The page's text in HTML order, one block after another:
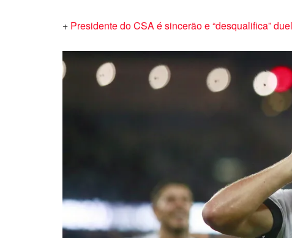
+ Presidente do CSA é sincerão e “desqualifica”